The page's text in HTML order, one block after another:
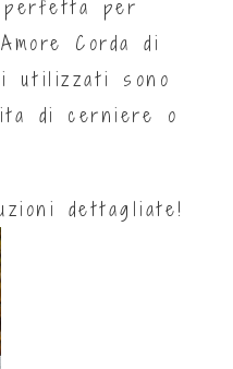
per
Corda di
utilizzati sono
di cerniere o
dettagliate!